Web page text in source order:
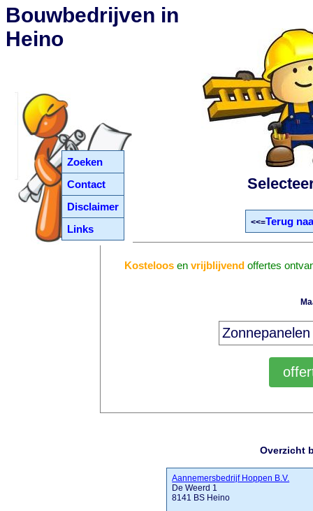
Zoeken
Contact
Disclaimer
Links
Bouwbedrijven in
Heino
<<=Terug
Kosteloosen vrijblijvendoffertes
Overzicht
Aannemersbedrijf Hoppen B.V.
De Weerd 1
8141 BS Heino